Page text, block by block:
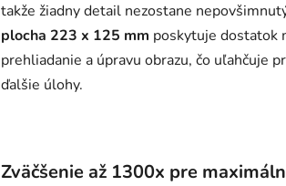
takže žiadny detail nezostane
plocha 223 x 125 mm poskytuje dostatok
prehliadanie a úpravu obrazu, čo uľahčuje
ďalšie úlohy.
Zväčšenie až 1300x pre